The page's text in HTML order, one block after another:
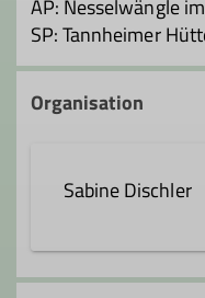
AP: Nesselwängle
SP: Tannheimer
Organisation
Sabine Dischler